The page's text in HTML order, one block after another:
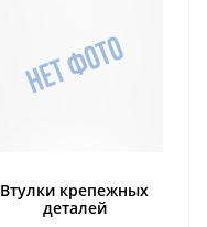
Втулки крепежных
деталей